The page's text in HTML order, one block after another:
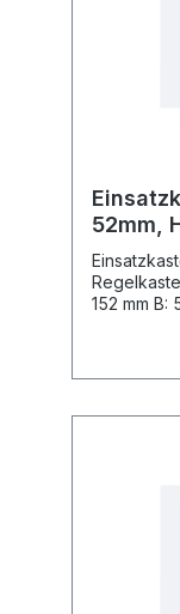
52mm,
152 mm B: